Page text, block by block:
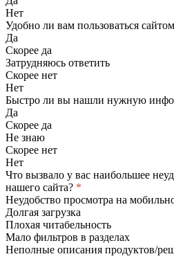
Нет
Удобно ли вам пользоваться
Да
Скорее да
Затрудняюсь ответить
Скорее нет
Нет
Быстро ли вы нашли нужную
Да
Скорее да
Не знаю
Скорее нет
Нет
Что вызвало у вас наибольшее
нашего сайта? *
Неудобство просмотра на
Долгая загрузка
Плохая читабельность
Мало фильтров в разделах
Неполные описания продуктов/